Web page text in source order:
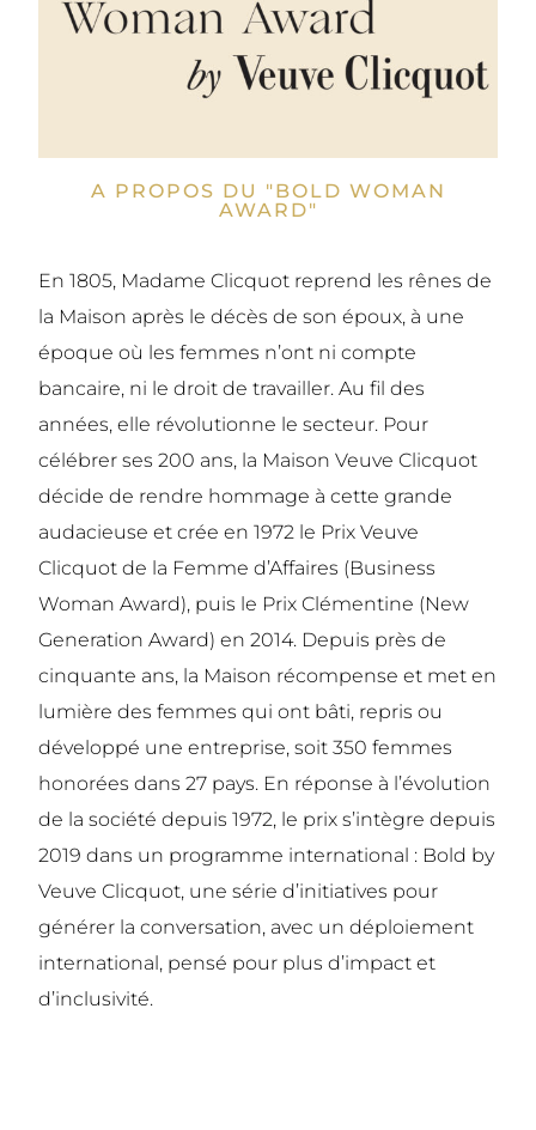
A PROPOS DU "BOLD WOMAN
AWARD"
En 1805, Madame Clicquot reprend les rênes de
la Maison après le décès de son époux, à une
époque où les femmes n’ont ni compte
bancaire, ni le droit de travailler. Au fil des
années, elle révolutionne le secteur. Pour
célébrer ses 200 ans, la Maison Veuve Clicquot
décide de rendre hommage à cette grande
audacieuse et crée en 1972 le Prix Veuve
Clicquot de la Femme d’Affaires (Business
Woman Award), puis le Prix Clémentine (New
Generation Award) en 2014. Depuis près de
cinquante ans, la Maison récompense et met en
lumière des femmes qui ont bâti, repris ou
développé une entreprise, soit 350 femmes
honorées dans 27 pays. En réponse à l’évolution
de la société depuis 1972, le prix s’intègre depuis
2019 dans un programme international : Bold by
Veuve Clicquot, une série d’initiatives pour
générer la conversation, avec un déploiement
international, pensé pour plus d’impact et
d’inclusivité.